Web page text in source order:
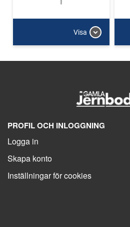
Visa
PROFIL OCH INLOGGNING
Logga in
Skapa konto
Inställningar för cookies